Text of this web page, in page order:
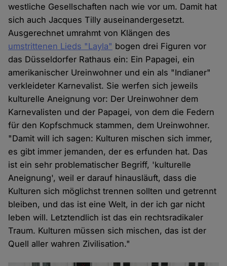
westliche Gesellschaften nach wie vor um. Damit hat
sich auch Jacques Tilly auseinandergesetzt.
Ausgerechnet umrahmt von Klängen des
umstrittenen Lieds "Layla" bogen drei Figuren vor
das Düsseldorfer Rathaus ein: Ein Papagei, ein
amerikanischer Ureinwohner und ein als "Indianer"
verkleideter Karnevalist. Sie werfen sich jeweils
kulturelle Aneignung vor: Der Ureinwohner dem
Karnevalisten und der Papagei, von dem die Federn
für den Kopfschmuck stammen, dem Ureinwohner.
"Damit will ich sagen: Kulturen mischen sich immer,
es gibt immer jemanden, der es erfunden hat. Das
ist ein sehr problematischer Begriff, 'kulturelle
Aneignung', weil er darauf hinausläuft, dass die
Kulturen sich möglichst trennen sollten und getrennt
bleiben, und das ist eine Welt, in der ich gar nicht
leben will. Letztendlich ist das ein rechtsradikaler
Traum. Kulturen müssen sich mischen, das ist der
Quell aller wahren Zivilisation."